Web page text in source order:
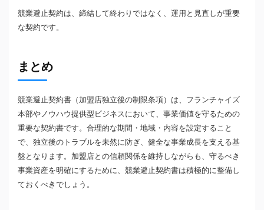
競業避止契約は、締結して終わりではなく、運用と見直しが重要
な契約です。
まとめ
競業避止契約書（加盟店独立後の制限条項）は、フランチャイズ
本部やノウハウ提供型ビジネスにおいて、事業価値を守るための
重要な契約書です。合理的な期間・地域・内容を設定すること
で、独立後のトラブルを未然に防ぎ、健全な事業成長を支える基
盤となります。加盟店との信頼関係を維持しながらも、守るべき
事業資産を明確にするために、競業避止契約書は積極的に整備し
ておくべきでしょう。